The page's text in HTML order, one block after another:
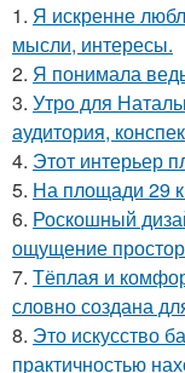
1. Я искренне
мысли, интересы.
2. Я понимала
3. Утро для
аудитория,
4. Этот интерьер
5. На площади 29
6. Роскошный
ощущение
7. Тёплая и
словно создана
8. Это искусство
практичностью